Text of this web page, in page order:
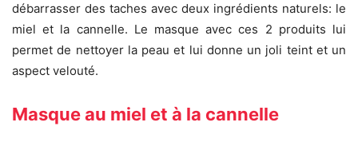
débarrasser des taches avec deux ingrédients naturels: le
miel et la cannelle. Le masque avec ces 2 produits lui
permet de nettoyer la peau et lui donne un joli teint et un
aspect velouté.
Masque au miel et à la cannelle